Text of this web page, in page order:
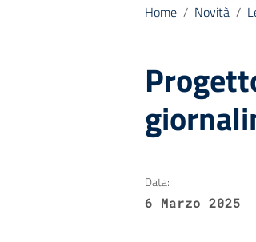
Home / Novità /
Data:
6 Marzo 2025